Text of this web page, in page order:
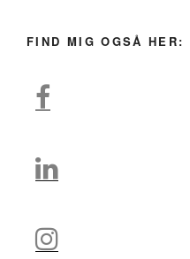
FIND MIG OGSÅ HER: